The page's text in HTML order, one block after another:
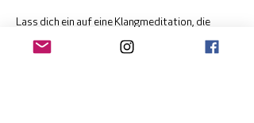
Lass dich ein auf eine Klangmeditation, die
Körper, Geist und Seele in Einklang bringt, ohne
dass du dein Zuhause verlassen musst. Ich